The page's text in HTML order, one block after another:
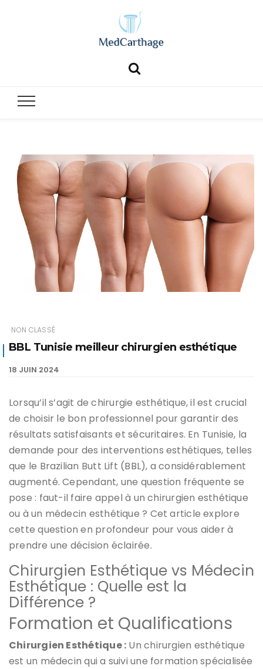
MedCarthage pour chirurgie générale et esthétique
NON CLASSÉ
BBL Tunisie meilleur chirurgien esthétique
18 JUIN 2024
Lorsqu’il s’agit de chirurgie esthétique, il est crucial
de choisir le bon professionnel pour garantir des
résultats satisfaisants et sécuritaires. En Tunisie, la
demande pour des interventions esthétiques, telles
que le Brazilian Butt Lift (BBL), a considérablement
augmenté. Cependant, une question fréquente se
pose : faut-il faire appel à un chirurgien esthétique
ou à un médecin esthétique ? Cet article explore
cette question en profondeur pour vous aider à
prendre une décision éclairée.
Chirurgien Esthétique vs Médecin
Esthétique : Quelle est la
Différence ?
Formation et Qualifications
Chirurgien Esthétique : Un chirurgien esthétique
est un médecin qui a suivi une formation spécialisée